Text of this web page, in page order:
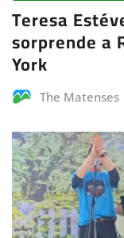
Teresa
sorprende a
York
The Matenses